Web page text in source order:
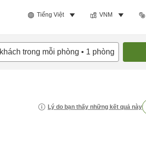
Tiếng Việt VNM
khách trong mỗi phòng • 1 phòng
Lý do bạn thấy những kết quả này